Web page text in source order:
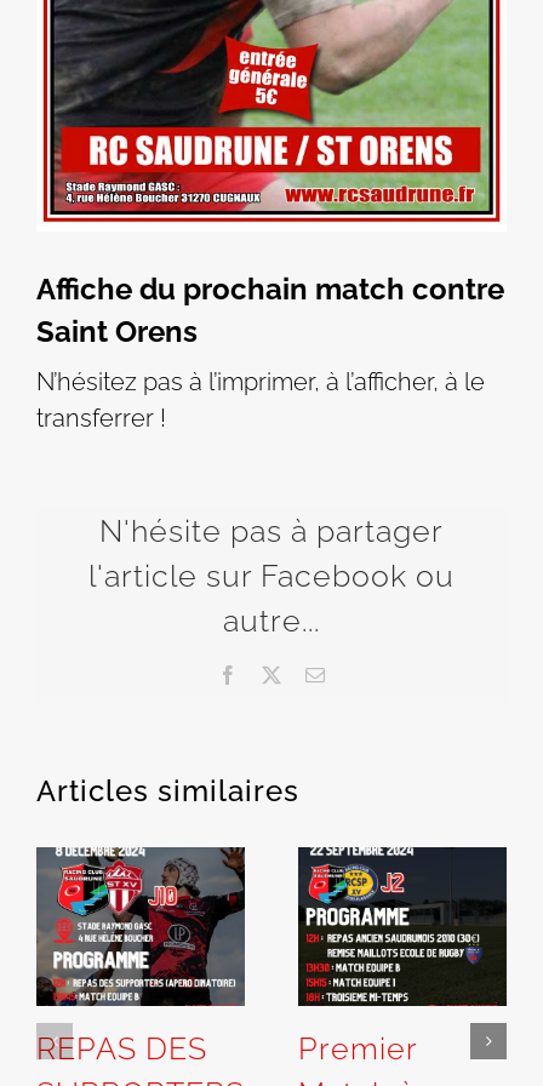
Affiche du prochain match contre
Saint Orens
N’hésitez pas à l’imprimer, à l’afficher, à le
transferrer !
N'hésite pas à partager
l'article sur Facebook ou
autre...
Facebook Email
Articles similaires
REPAS DES
Premier